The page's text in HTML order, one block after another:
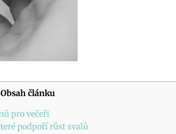
Obsah článku
pro večeři
podpoří růst svalů